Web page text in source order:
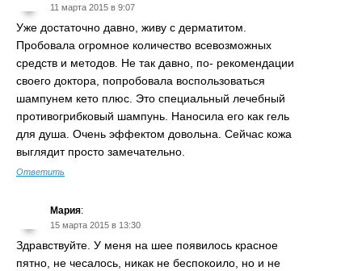
11 марта 2015 в 9:07
Уже достаточно давно, живу с дерматитом.
Пробовала огромное количество всевозможных
средств и методов. Не так давно, по- рекомендации
своего доктора, попробовала воспользоваться
шампунем кето плюс. Это специальный лечебный
противогрибковый шампунь. Наносила его как гель
для душа. Очень эффектом довольна. Сейчас кожа
выглядит просто замечательно.
Ответить
Мария:
15 марта 2015 в 13:30
Здравствуйте. У меня на шее появилось красное
пятно, не чесалось, никак не беспокоило, но и не